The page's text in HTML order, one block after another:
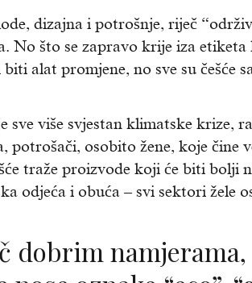
dizajna i potrošnje, riječ
No što se zapravo krije iza
alat promjene, no sve su češće
sve više svjestan klimatske krize,
potrošači, osobito žene, koje čine
traže proizvode koji će biti
odjeća i obuća – svi sektori žele